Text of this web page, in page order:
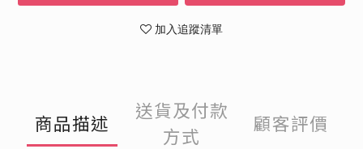
加入追蹤清單
商品描述
送貨及付款
方式
顧客評價